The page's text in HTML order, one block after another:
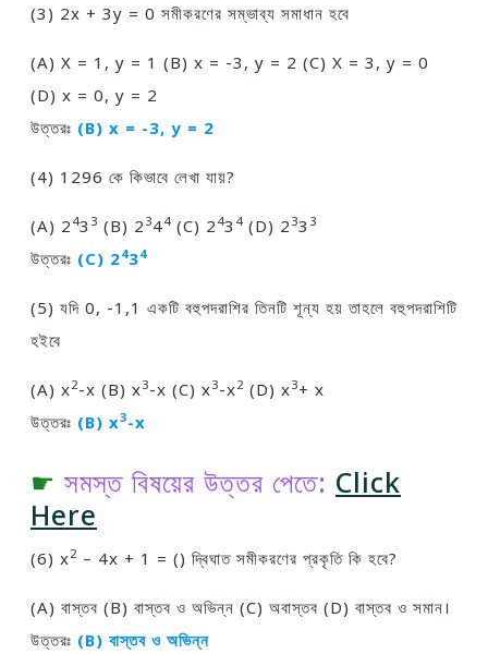
(3) 2x + 3y = 0 সমীকরণের সম্ভাব্য সমাধান হবে
(A) X = 1, y = 1 (B) x = -3, y = 2 (C) X = 3, y = 0
(D) x = 0, y = 2
উত্তরঃ (B) x = -3, y = 2
(4) 1296 কে কিভাবে লেখা যায়?
(A) 2 43 3 (B) 2 344 (C) 2 43 4 (D) 2 33 3
উত্তরঃ (C) 2434
(5) যদি 0, -1,1 একটি বহুপদরাশির তিনটি শূন্য হয় তাহলে বহুপদরাশিটি
হইবে
(A) x2-x (B) x3-x (C) x3-x2 (D) x3+ x
উত্তরঃ (B) x3-x
☛ সমস্ত বিষয়ের উত্তর পেতে: Click
Here
(6) x2 – 4x + 1 = () দ্বিঘাত সমীকরণের প্রকৃতি কি হবে?
(A) বাস্তব (B) বাস্তব ও অভিন্ন (C) অবাস্তব (D) বাস্তব ও সমান।
উত্তরঃ (B) বাস্তব ও অভিন্ন